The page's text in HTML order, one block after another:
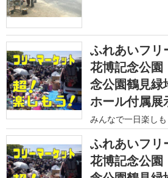
ふれあいフ
花博記念公
念公園鶴見
ホール付属展
みんなで一日楽しも
ふれあいフ
花博記念公